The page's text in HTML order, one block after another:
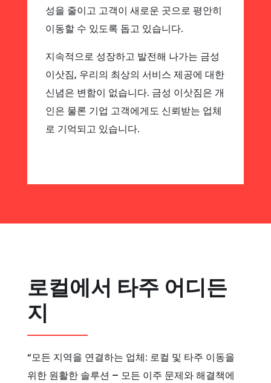
성을 줄이고 고객이 새로운 곳으로 평안히
이동할 수 있도록 돕고 있습니다.
지속적으로 성장하고 발전해 나가는 금성
이삿짐, 우리의 최상의 서비스 제공에 대한
신념은 변함이 없습니다. 금성 이삿짐은 개
인은 물론 기업 고객에게도 신뢰받는 업체
로 기억되고 있습니다.
로컬에서 타주 어디든
지
“모든 지역을 연결하는 업체: 로컬 및 타주 이동을
위한 원활한 솔루션 – 모든 이주 문제와 해결책에